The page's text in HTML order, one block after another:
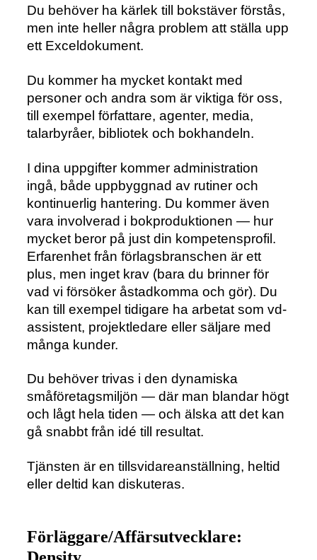
Du behöver ha kärlek till bokstäver förstås,
men inte heller några problem att ställa upp
ett Exceldokument.
Du kommer ha mycket kontakt med
personer och andra som är viktiga för oss,
till exempel författare, agenter, media,
talarbyråer, bibliotek och bokhandeln.
I dina uppgifter kommer administration
ingå, både uppbyggnad av rutiner och
kontinuerlig hantering. Du kommer även
vara involverad i bokproduktionen — hur
mycket beror på just din kompetensprofil.
Erfarenhet från förlagsbranschen är ett
plus, men inget krav (bara du brinner för
vad vi försöker åstadkomma och gör). Du
kan till exempel tidigare ha arbetat som vd-
assistent, projektledare eller säljare med
många kunder.
Du behöver trivas i den dynamiska
småföretagsmiljön — där man blandar högt
och lågt hela tiden — och älska att det kan
gå snabbt från idé till resultat.
Tjänsten är en tillsvidareanställning, heltid
eller deltid kan diskuteras.
Förläggare/Affärsutvecklare: